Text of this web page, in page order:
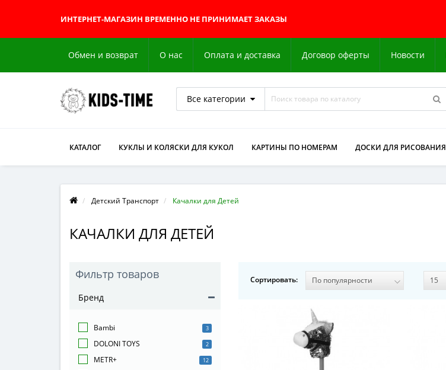
ИНТЕРНЕТ-МАГАЗИН ВРЕМЕННО НЕ ПРИНИМАЕТ ЗАКАЗЫ
Обмен и возврат О нас Оплата и доставка Договор оферты Новости
Все категории
КАТАЛОГ КУКЛЫ И КОЛЯСКИ ДЛЯ КУКОЛ КАРТИНЫ ПО НОМЕРАМ ДОСКИ ДЛЯ РИСОВАНИЯ
Детский Транспорт Качалки для Детей
КАЧАЛКИ ДЛЯ ДЕТЕЙ
Фильтр товаров
Бренд
Bambi 3
DOLONI TOYS 2
METR+ 12
Сортировать: